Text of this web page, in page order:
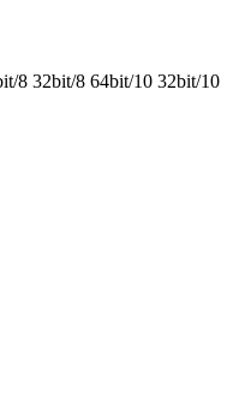
8 32bit/8 64bit/10 32bit/10